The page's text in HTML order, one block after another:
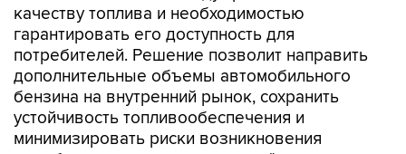
потребителей. Решение позволит направить
дополнительные объемы автомобильного
бензина на внутренний рынок, сохранить
устойчивость топливообеспечения и
минимизировать риски возникновения
перебоев с поставками топлива", -
подчеркивается в сообщении.